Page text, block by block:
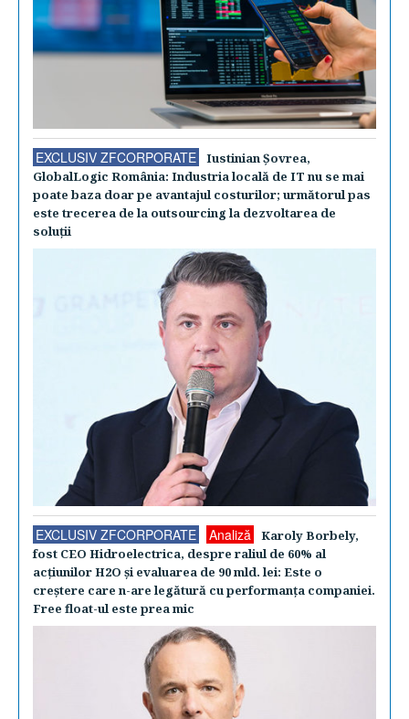
EXCLUSIV ZFCORPORATE
Iustinian Şovrea,
GlobalLogic România: Industria locală de IT nu se mai
poate baza doar pe avantajul costurilor; următorul pas
este trecerea de la outsourcing la dezvoltarea de
soluţii
EXCLUSIV ZFCORPORATE Analiză
Karoly Borbely,
fost CEO Hidroelectrica, despre raliul de 60% al
acţiunilor H2O şi evaluarea de 90 mld. lei: Este o
creştere care n-are legătură cu performanţa companiei.
Free float-ul este prea mic